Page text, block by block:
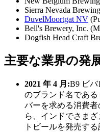
Sierra Nevada
DuvelMoortgat NV
Bell's Brewery, Inc.
Dogfish Head Craft
主要な業界の発
2021 年 4 月:B9 ビバ
のブランド名である
バーを求める消費
ら、インドでさま
トビールを発売す